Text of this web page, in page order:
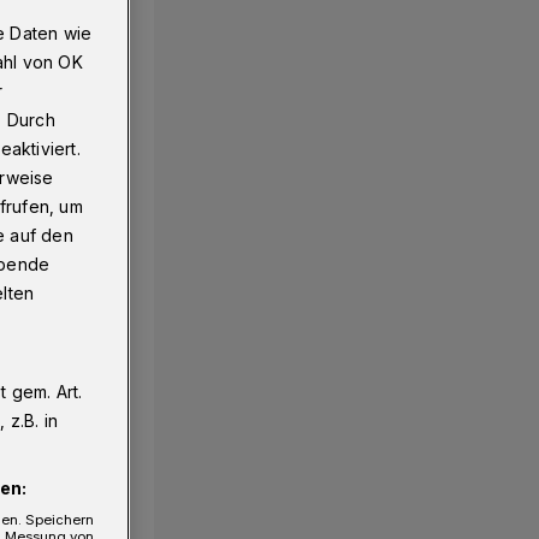
Daten wie
von OK
Durch
um
auf den
gem. Art.
z.B. in
Speichern